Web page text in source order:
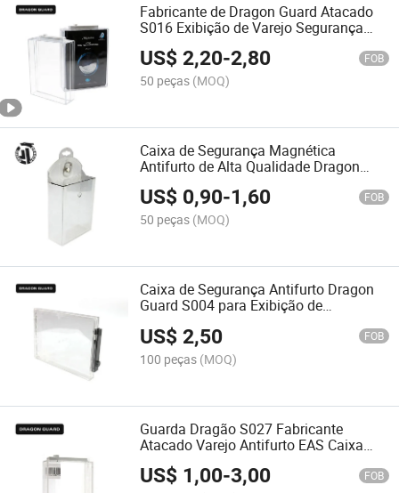
Fabricante de Dragon Guard Atacado
S016 Exibição de Varejo Segurança
EAS Caixa Antifurto
US$2,20-2,80 FOB
50 peças (MOQ)
Caixa de Segurança Magnética
Antifurto de Alta Qualidade Dragon
Guard
US$ 0,90-1,60 FOB
50 peças (MOQ)
Caixa de Segurança Antifurto Dragon
Guard S004 para Exibição de
US$2,50 FOB
100 peças (MOQ)
Guarda Dragão S027 Fabricante
Atacado Varejo Antifurto EAS Caixa
Mais Segura
US$ 1,00-3,00 FOB